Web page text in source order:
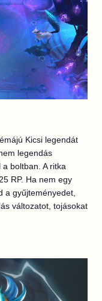
Kicsi legendát
legendás
boltban. A ritka
RP. Ha nem egy
a gyűjteményedet,
változatot, tojásokat